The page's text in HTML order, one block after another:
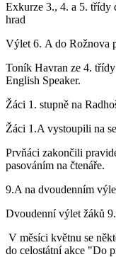
Exkurze 3., 4. a 5. třídy
hrad
Výlet 6. A do Rožnova
Toník Havran ze 4.
English Speaker.
Žáci 1. stupně na
Žáci 1.A vystoupili na
Prvňáci zakončili
pasováním na čtenáře.
9.A na dvoudenním
Dvoudenní výlet žáků
V měsíci květnu se
do celostátní akce "Do